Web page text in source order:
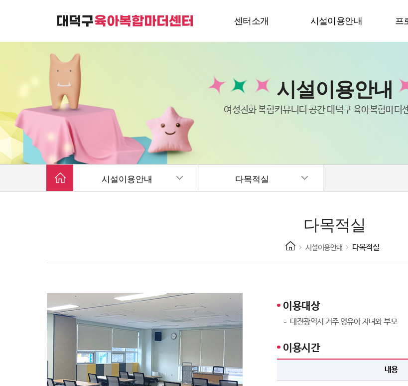
센터소개
대덕구육아복합마더센터는
가족친화 복합커뮤니티 공간입니다.
시설이용안내 프
시설이용안내
여성친화 복합커뮤니티 공간 대덕구 육아복합마더
시설이용안내 다목적실
다목적실
시설이용안내 다목적실
이용대상
대전광역시 거주 영유아 자녀와 부모
이용시간
내용